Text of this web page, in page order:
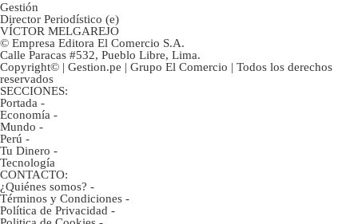
Gestión
Director Periodístico (e)
VÍCTOR MELGAREJO
© Empresa Editora El Comercio S.A.
Calle Paracas #532, Pueblo Libre, Lima.
Copyright© | Gestion.pe | Grupo El Comercio | Todos los derechos
reservados
SECCIONES:
Portada -
Economía -
Mundo -
Perú -
Tu Dinero -
Tecnología
CONTACTO:
¿Quiénes somos? -
Términos y Condiciones -
Política de Privacidad -